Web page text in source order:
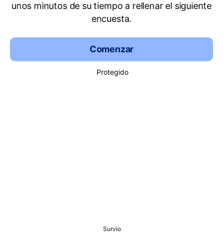
unos minutos de su tiempo a rellenar el siguiente
encuesta.
Comenzar
Protegido
Survio